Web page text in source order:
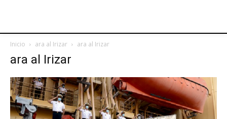
Inicio ara al Irizar ara al Irizar
ara al Irizar